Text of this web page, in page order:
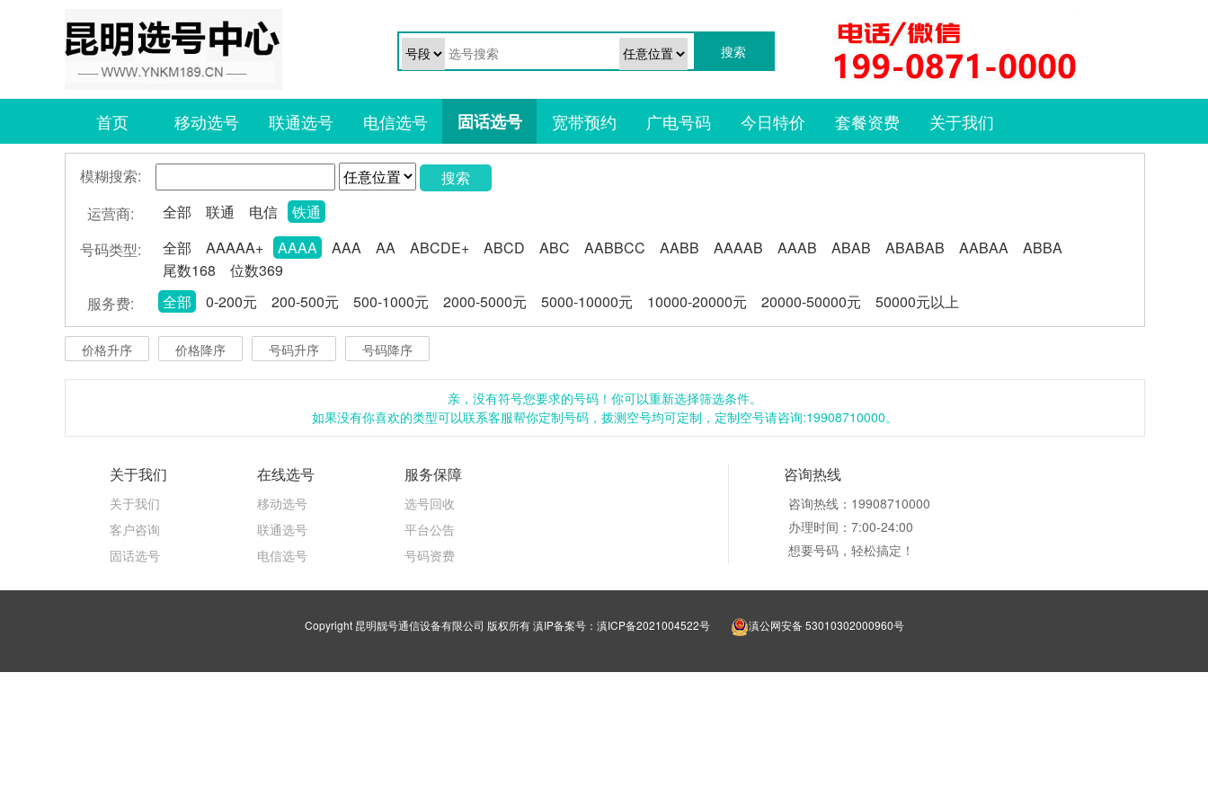
首页 移动选号 联通选号 电信选号 固话选号 宽带预约 广电号码 今日特价 套餐资费 关于我们
模糊搜索:
搜索
运营商:
全部 联通 电信
铁通
号码类型:
全部 AAAAA+ AAAA AAA AA ABCDE+ ABCD ABC AABBCC AABB AAAAB AAAB ABAB ABABAB AABAA
ABBA
尾数168
位数369
服务费:
全部 0-200元 200-500元 500-1000元 2000-5000元 5000-10000元 10000-20000元 20000-50000元 50000元以上
价格升序 价格降序 号码升序 号码降序
亲，没有符号您要求的号码！你可以重新选择筛选条件。
如果没有你喜欢的类型可以联系客服帮你定制号码，拨测空号均可定制，定制空号请咨询:19908710000。
关于我们
关于我们
客户咨询
固话选号
在线选号
移动选号
联通选号
电信选号
服务保障
选号回收
平台公告
号码资费
咨询热线
咨询热线：19908710000
办理时间：7:00-24:00
想要号码，轻松搞定！
Copyright 昆明靓号通信设备有限公司 版权所有滇IP备案号：滇ICP备2021004522号 滇公网安备 53010302000960号